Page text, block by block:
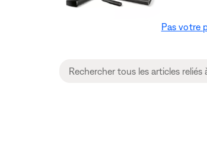
Pas votre